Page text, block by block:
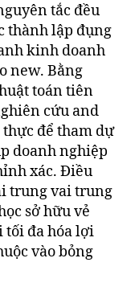
tắc đều
thành lập đụng
kinh doanh
new. Bằng
toán tiên
cứu and
để tham dự
doanh nghiệp
xác. Điều
trung vai trung
sở hữu vẻ
tối đa hóa lợi
vào bỏng